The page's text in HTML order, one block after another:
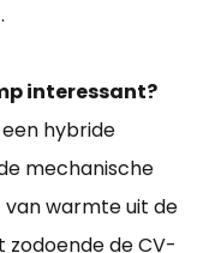
interessant?
hybride
mechanische
warmte uit de
de CV-